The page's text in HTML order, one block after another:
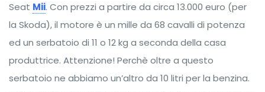
Seat Mii. Con prezzi a partire da circa 13.000 euro (per
la Skoda), il motore è un mille da 68 cavalli di potenza
ed un serbatoio di 11 o 12 kg a seconda della casa
produttrice. Attenzione! Perchè oltre a questo
serbatoio ne abbiamo un’altro da 10 litri per la benzina.